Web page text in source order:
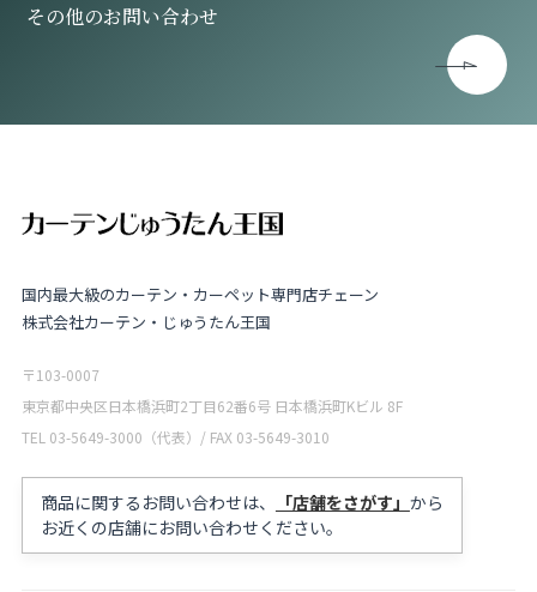
その他のお問い合わせ
国内最大級のカーテン・カーペット専門店チェーン
株式会社カーテン・じゅうたん王国
〒103-0007
東京都中央区日本橋浜町2丁目62番6号 日本橋浜町Kビル 8F
TEL 03-5649-3000（代表）/ FAX 03-5649-3010
商品に関するお問い合わせは、 「店舗をさがす」 から
お近くの店舗にお問い合わせください。